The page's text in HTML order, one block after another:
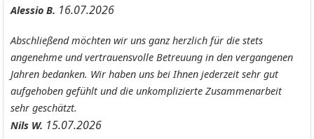
Alessio B. 16.07.2026
Abschließend möchten wir uns ganz herzlich für die stets
angenehme und vertrauensvolle Betreuung in den vergangenen
Jahren bedanken. Wir haben uns bei Ihnen jederzeit sehr gut
aufgehoben gefühlt und die unkomplizierte Zusammenarbeit
sehr geschätzt.
Nils W. 15.07.2026